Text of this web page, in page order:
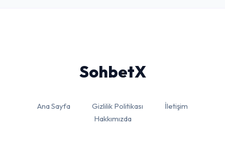
SohbetX
Ana Sayfa Gizlilik Politikası
İletişim
Hakkımızda